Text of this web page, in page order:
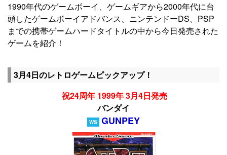
1990年代のゲームボーイ、ゲームギアから2000年代に台
頭したゲームボーイアドバンス、ニンテンドーDS、PSP
までの携帯ゲームハードタイトルの中から今日発売された
ゲームを紹介！
3月4日のレトロゲームピックアップ！
祝24周年 1999年 3月4日発売
バンダイ
WS GUNPEY